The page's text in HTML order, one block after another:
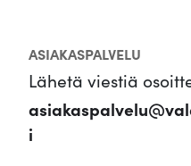
ASIAKASPALVELU
Lähetä viestiä
i